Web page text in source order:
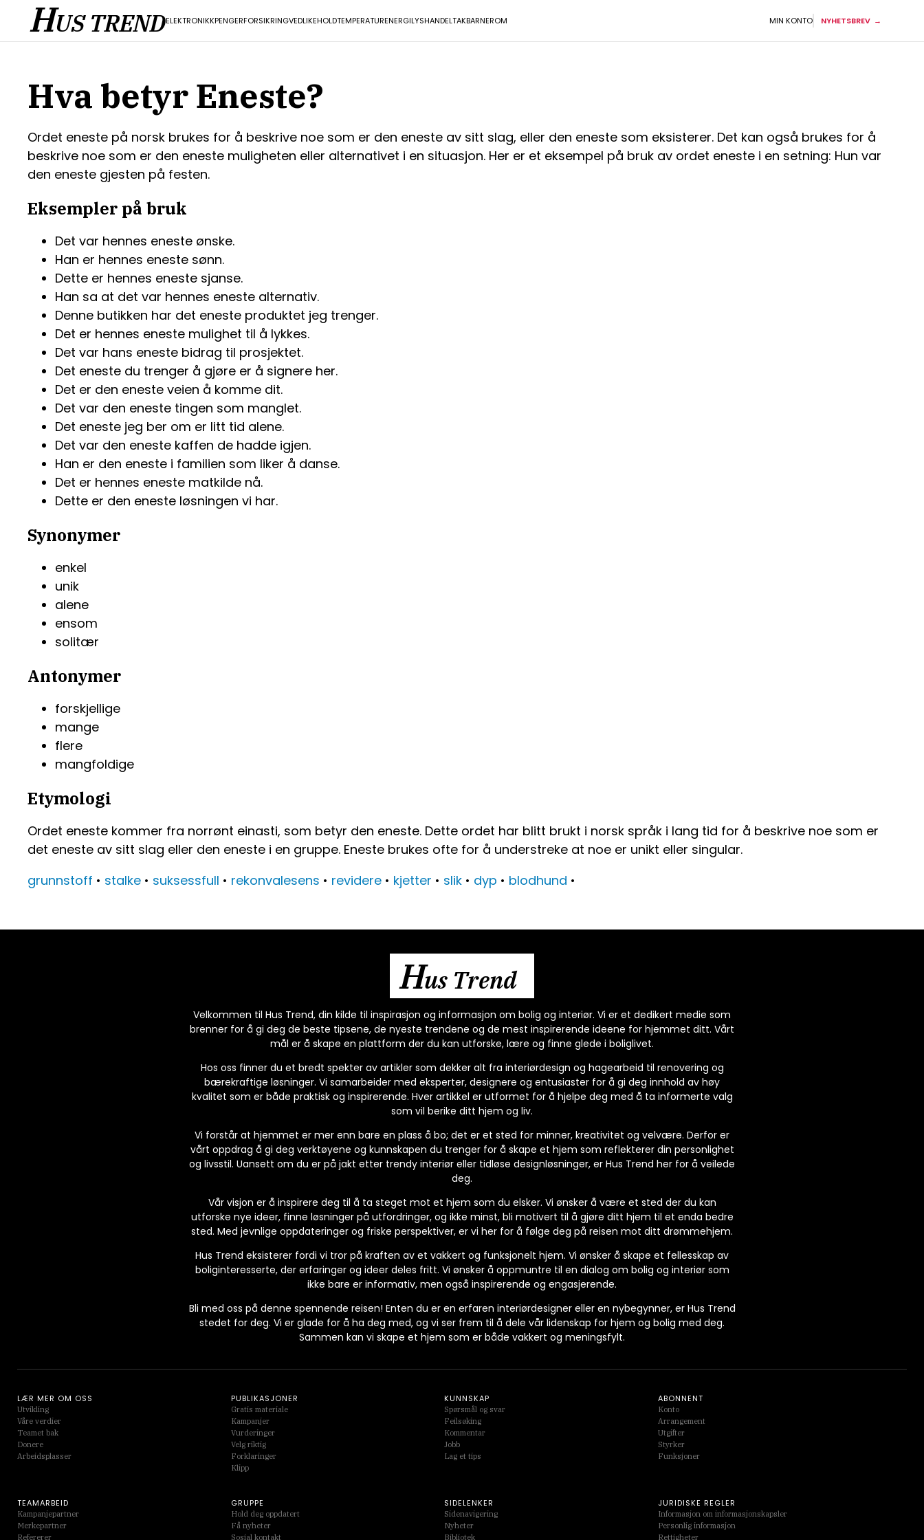
HUS TRENDELEKTRONIKKPENGERFORSIKRINGVEDLIKEHOLDTEMPERATURENERGILYSHANDELTAKBARNEROM MIN KONTO NYHETSBREV
Hva betyr Eneste?
Ordet eneste på norsk brukes for å beskrive noe som er den eneste av sitt slag, eller den eneste som eksisterer. Det kan også brukes for å
beskrive noe som er den eneste muligheten eller alternativet i en situasjon. Her er et eksempel på bruk av ordet eneste i en setning: Hun var
den eneste gjesten på festen.
Eksempler på bruk
Det var hennes eneste ønske.
Han er hennes eneste sønn.
Dette er hennes eneste sjanse.
Han sa at det var hennes eneste alternativ.
Denne butikken har det eneste produktet jeg trenger.
Det er hennes eneste mulighet til å lykkes.
Det var hans eneste bidrag til prosjektet.
Det eneste du trenger å gjøre er å signere her.
Det er den eneste veien å komme dit.
Det var den eneste tingen som manglet.
Det eneste jeg ber om er litt tid alene.
Det var den eneste kaffen de hadde igjen.
Han er den eneste i familien som liker å danse.
Det er hennes eneste matkilde nå.
Dette er den eneste løsningen vi har.
Synonymer
enkel
unik
alene
ensom
solitær
Antonymer
forskjellige
mange
flere
mangfoldige
Etymologi
Ordet eneste kommer fra norrønt einasti, som betyr den eneste. Dette ordet har blitt brukt i norsk språk i lang tid for å beskrive noe som er
det eneste av sitt slag eller den eneste i en gruppe. Eneste brukes ofte for å understreke at noe er unikt eller singular.
grunnstoff • stalke • suksessfull • rekonvalesens • revidere • kjetter • slik • dyp • blodhund •
Hus Trend
Velkommen til Hus Trend, din kilde til inspirasjon og informasjon om bolig og interiør. Vi er et dedikert medie som
brenner for å gi deg de beste tipsene, de nyeste trendene og de mest inspirerende ideene for hjemmet ditt. Vårt
mål er å skape en plattform der du kan utforske, lære og finne glede i boliglivet.
Hos oss finner du et bredt spekter av artikler som dekker alt fra interiørdesign og hagearbeid til renovering og
bærekraftige løsninger. Vi samarbeider med eksperter, designere og entusiaster for å gi deg innhold av høy
kvalitet som er både praktisk og inspirerende. Hver artikkel er utformet for å hjelpe deg med å ta informerte valg
som vil berike ditt hjem og liv.
Vi forstår at hjemmet er mer enn bare en plass å bo; det er et sted for minner, kreativitet og velvære. Derfor er
vårt oppdrag å gi deg verktøyene og kunnskapen du trenger for å skape et hjem som reflekterer din personlighet
og livsstil. Uansett om du er på jakt etter trendy interiør eller tidløse designløsninger, er Hus Trend her for å veilede
deg.
Vår visjon er å inspirere deg til å ta steget mot et hjem som du elsker. Vi ønsker å være et sted der du kan
utforske nye ideer, finne løsninger på utfordringer, og ikke minst, bli motivert til å gjøre ditt hjem til et enda bedre
sted. Med jevnlige oppdateringer og friske perspektiver, er vi her for å følge deg på reisen mot ditt drømmehjem.
Hus Trend eksisterer fordi vi tror på kraften av et vakkert og funksjonelt hjem. Vi ønsker å skape et fellesskap av
boliginteresserte, der erfaringer og ideer deles fritt. Vi ønsker å oppmuntre til en dialog om bolig og interiør som
ikke bare er informativ, men også inspirerende og engasjerende.
Bli med oss på denne spennende reisen! Enten du er en erfaren interiørdesigner eller en nybegynner, er Hus Trend
stedet for deg. Vi er glade for å ha deg med, og vi ser frem til å dele vår lidenskap for hjem og bolig med deg.
Sammen kan vi skape et hjem som er både vakkert og meningsfylt.
LÆR MER OM OSS
Utvikling
Våre verdier
Teamet bak
Donere
Arbeidsplasser
PUBLIKASJONER
Gratis materiale
Kampanjer
Vurderinger
Velg riktig
Forklaringer
Klipp
KUNNSKAP
Spørsmål og svar
Feilsøking
Kommentar
Jobb
Lag et tips
ABONNENT
Konto
Arrangement
Utgifter
Styrker
Funksjoner
TEAMARBEID
Kampanjepartner
Merkepartner
Refererer
GRUPPE
Hold deg oppdatert
Få nyheter
Sosial kontakt
SIDELENKER
Sidenavigering
Nyheter
Bibliotek
JURIDISKE REGLER
Informasjon om informasjonskapsler
Personlig informasjon
Rettigheter